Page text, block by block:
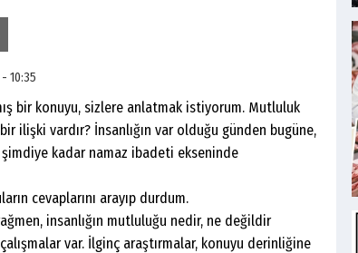
10:35
konuyu, sizlere anlatmak istiyorum. Mutluluk
ilişki vardır? İnsanlığın var olduğu günden bugüne,
kadar namaz ibadeti ekseninde
cevaplarını arayıp durdum.
insanlığın mutluluğu nedir, ne değildir
var. İlginç araştırmalar, konuyu derinliğine